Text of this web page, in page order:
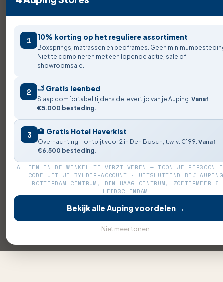
1 10% korting op het reguliere assortiment
Boxsprings, matrassen en bedframes. Geen
Niet te combineren met een lopende actie, sale of
showroomsale.
2 🛁 Gratis leenbed
Slaap comfortabel tijdens de levertijd van je Auping. Vanaf
€5.000 besteding.
3 🏨 Gratis Hotel Haverkist
Overnachting + ontbijt voor 2 in Den Bosch, t.w.v. €199. Vanaf
€6.500 besteding.
ALLEEN IN DE WINKEL TE VERZILVEREN — TOON JE
CODE UIT JE BYLDER-ACCOUNT · UITSLUITEND BIJ AUPING
ROTTERDAM CENTRUM, DEN HAAG CENTRUM, ZOETERMEER &
LEIDSCHENDAM
Bekijk alle Auping voordelen →
Niet meer tonen